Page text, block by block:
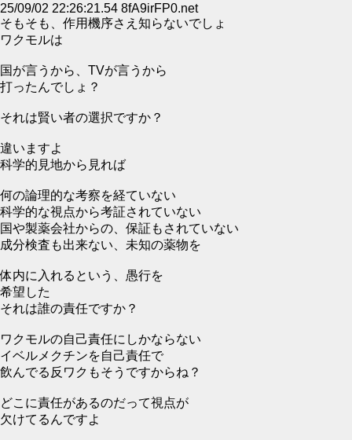
25/09/02 22:26:21.54 8fA9irFP0.net
そもそも、作用機序さえ知らないでしょ
ワクモルは
国が言うから、TVが言うから
打ったんでしょ？
それは賢い者の選択ですか？
違いますよ
科学的見地から見れば
何の論理的な考察を経ていない
科学的な視点から考証されていない
国や製薬会社からの、保証もされていない
成分検査も出来ない、未知の薬物を
体内に入れるという、愚行を
希望した
それは誰の責任ですか？
ワクモルの自己責任にしかならない
イベルメクチンを自己責任で
飲んでる反ワクもそうですからね？
どこに責任があるのだって視点が
欠けてるんですよ